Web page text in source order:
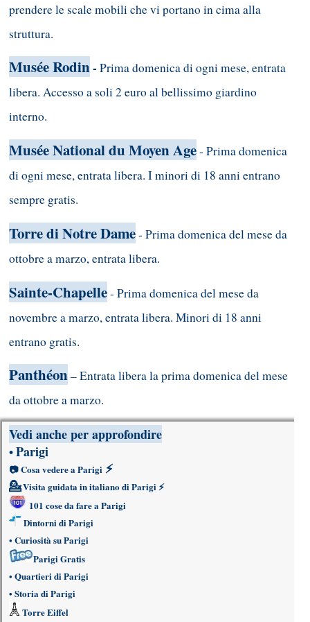
prendere le scale mobili che vi portano in cima alla
struttura.
Musée Rodin- Prima domenica di ogni mese, entrata
libera. Accesso a soli 2 euro al bellissimo giardino
interno.
Musée National du Moyen Age- Prima domenica
di ogni mese, entrata libera. I minori di 18 anni entrano
sempre gratis.
Torre di Notre Dame- Prima domenica del mese da
ottobre a marzo, entrata libera.
Sainte-Chapelle- Prima domenica del mese da
novembre a marzo, entrata libera. Minori di 18 anni
entrano gratis.
Panthéon– Entrata libera la prima domenica del mese
da ottobre a marzo.
Vedi anche per approfondire
•Parigi
📷 Cosa vedere a Parigi ⚡
💁Visita guidata in italiano di Parigi⚡
101 cose da fare a Parigi
Dintorni di Parigi
• Curiosità su Parigi
Parigi Gratis
• Quartieri di Parigi
• Storia di Parigi
Torre Eiffel